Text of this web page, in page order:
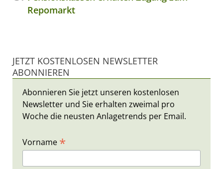
Repomarkt
JETZT KOSTENLOSEN NEWSLETTER
ABONNIEREN
Abonnieren Sie jetzt unseren kostenlosen
Newsletter und Sie erhalten zweimal pro
Woche die neusten Anlagetrends per Email.
Vorname *